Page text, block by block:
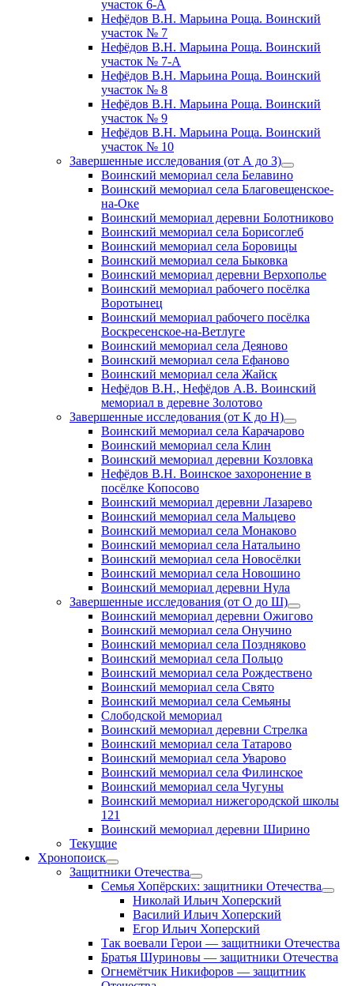
участок 6-А
Нефёдов В.Н. Марьина Роща. Воинский
участок № 7
Нефёдов В.Н. Марьина Роща. Воинский
участок № 7-А
Нефёдов В.Н. Марьина Роща. Воинский
участок № 8
Нефёдов В.Н. Марьина Роща. Воинский
участок № 9
Нефёдов В.Н. Марьина Роща. Воинский
участок № 10
Завершенные исследования (от А до З)
открыть
меню
Воинский мемориал села Белавино
Воинский мемориал села Благовещенское-
на-Оке
Воинский мемориал деревни Болотниково
Воинский мемориал села Борисоглеб
Воинский мемориал села Боровицы
Воинский мемориал села Быковка
Воинский мемориал деревни Верхополье
Воинский мемориал рабочего посёлка
Воротынец
Воинский мемориал рабочего посёлка
Воскресенское-на-Ветлуге
Воинский мемориал села Деяново
Воинский мемориал села Ефаново
Воинский мемориал села Жайск
Нефёдов В.Н., Нефёдов А.В. Воинский
мемориал в деревне Золотово
Завершенные исследования (от К до Н)
открыть
меню
Воинский мемориал села Карачарово
Воинский мемориал села Клин
Воинский мемориал деревни Козловка
Нефёдов В.Н. Воинское захоронение в
посёлке Копосово
Воинский мемориал деревни Лазарево
Воинский мемориал села Мальцево
Воинский мемориал села Монаково
Воинский мемориал села Натальино
Воинский мемориал села Новосёлки
Воинский мемориал села Новошино
Воинский мемориал деревни Нула
Завершенные исследования (от О до Ш)
открыть
меню
Воинский мемориал деревни Ожигово
Воинский мемориал села Онучино
Воинский мемориал села Поздняково
Воинский мемориал села Польцо
Воинский мемориал села Рождествено
Воинский мемориал села Свято
Воинский мемориал села Семьяны
Слободской мемориал
Воинский мемориал деревни Стрелка
Воинский мемориал села Татарово
Воинский мемориал села Уварово
Воинский мемориал села Филинское
Воинский мемориал села Чугуны
Воинский мемориал нижегородской школы
121
Воинский мемориал деревни Ширино
Текущие
Хронопоиск
открыть
меню
Защитники Отечества
открыть
меню
Семья Хопёрских: защитники Отечества
Николай Ильич Хоперский
Василий Ильич Хоперский
Егор Ильич Хоперский
Так воевали Герои — защитники Отечества
Братья Шуриновы — защитники Отечества
Огнемётчик Никифоров — защитник